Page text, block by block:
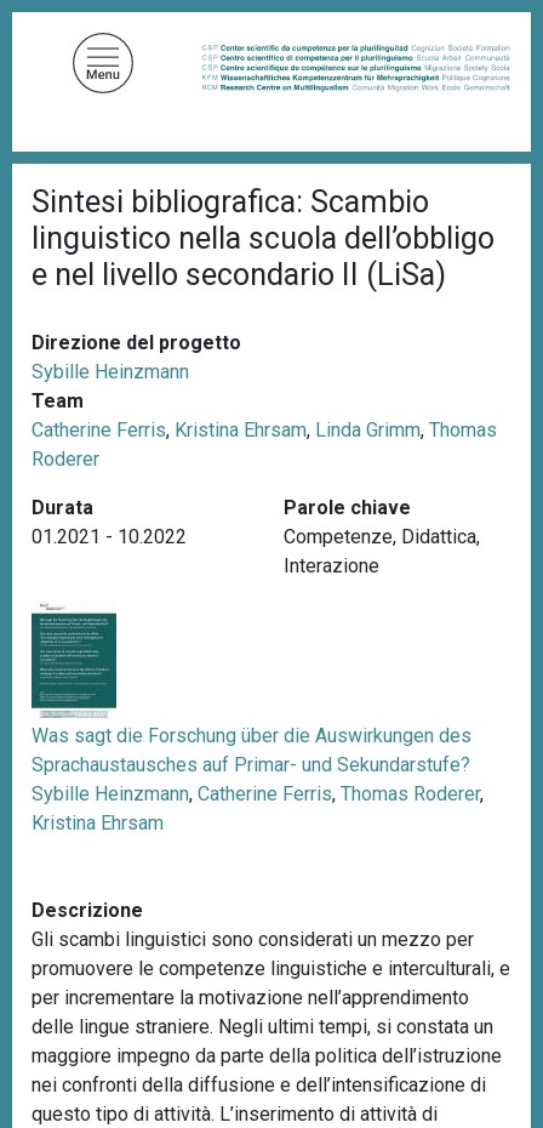
r
i
c
o
d
i
p
a
n
e
Sintesi bibliografica: Scambio
linguistico nella scuola dell’obbligo
e nel livello secondario II (LiSa)
Direzione del progetto
Sybille Heinzmann
Team
Catherine Ferris, Kristina Ehrsam, Linda Grimm, Thomas
Roderer
Durata
01.2021 - 10.2022
Parole chiave
Competenze, Didattica,
Interazione
Was sagt die Forschung über die Auswirkungen des
Sprachaustausches auf Primar- und Sekundarstufe?
Sybille Heinzmann, Catherine Ferris, Thomas Roderer,
Kristina Ehrsam
Descrizione
Gli scambi linguistici sono considerati un mezzo per
promuovere le competenze linguistiche e interculturali, e
per incrementare la motivazione nell’apprendimento
delle lingue straniere. Negli ultimi tempi, si constata un
maggiore impegno da parte della politica dell’istruzione
nei confronti della diffusione e dell’intensificazione di
questo tipo di attività. L’inserimento di attività di